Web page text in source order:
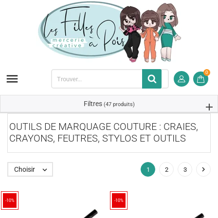
 0
Filtres (47 produits)
OUTILS DE MARQUAGE COUTURE : CRAIES,
CRAYONS, FEUTRES, STYLOS ET OUTILS
Choisir  1 2 3 
-10% -10%